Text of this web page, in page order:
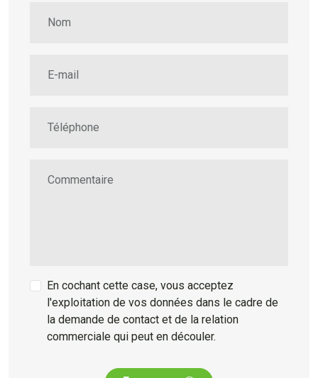
Nom
E-mail
Téléphone
Commentaire
En cochant cette case, vous acceptez
l'exploitation de vos données dans le cadre de
la demande de contact et de la relation
commerciale qui peut en découler.